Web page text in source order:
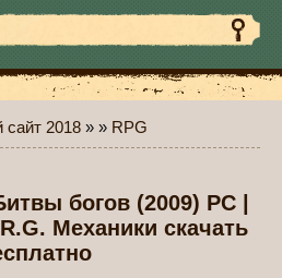
2018 » » RPG
богов (2009) PC |
Механики скачать